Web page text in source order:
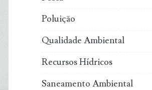
Poluição
Qualidade Ambiental
Recursos Hídricos
Saneamento Ambiental